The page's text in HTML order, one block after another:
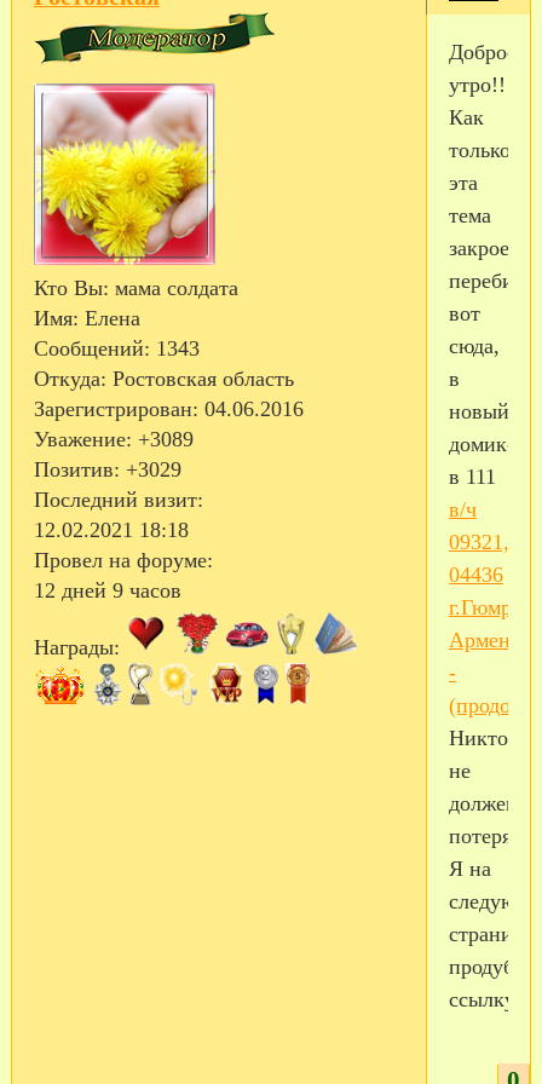
Кто Вы: мама солдата
Имя: Елена
Сообщений: 1343
Откуда: Ростовская область
Зарегистрирован: 04.06.2016
Уважение: +3089
Позитив: +3029
Последний визит:
12.02.2021 18:18
Провел на форуме:
12 дней 9 часов
Награды:
Доброе
утро!!!
Как
только
эта
тема
вот
сюда,
в
новый
домик-
в 111
в/ч
09321,
04436
г.Гюмри
Армения
-
Никто
не
должен
Я на
странице
ссылку.